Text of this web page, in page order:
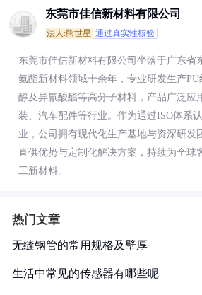
东莞市佳信新材料有限公司
法人:熊世星 通过真实性核验
东莞市佳信新材料有限公司坐落于广东省
氨酯新材料领域十余年，专业研发生产
醇及异氰酸酯等高分子材料，产品广泛应
装、汽车配件等行业。作为通过ISO体系
业，公司拥有现代化生产基地与资深研发
直供优势与定制化解决方案，持续为全球
工新材料。
热门文章
无缝钢管的常用规格及壁厚
生活中常见的传感器有哪些呢